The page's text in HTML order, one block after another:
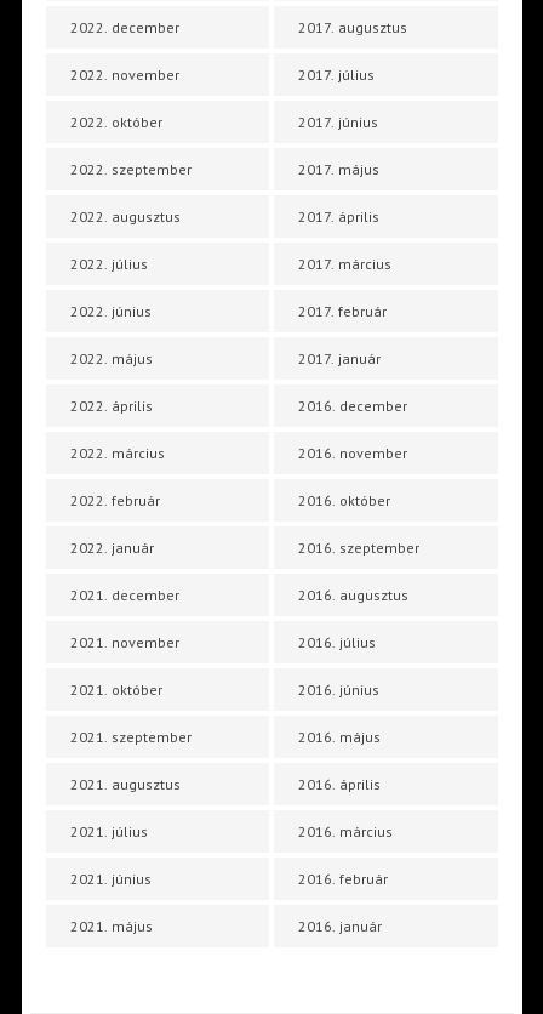
2022. december
2022. november
2022. október
2022. szeptember
2022. augusztus
2022. július
2022. június
2022. május
2022. április
2022. március
2022. február
2022. január
2021. december
2021. november
2021. október
2021. szeptember
2021. augusztus
2021. július
2021. június
2021. május
2017. augusztus
2017. július
2017. június
2017. május
2017. április
2017. március
2017. február
2017. január
2016. december
2016. november
2016. október
2016. szeptember
2016. augusztus
2016. július
2016. június
2016. május
2016. április
2016. március
2016. február
2016. január